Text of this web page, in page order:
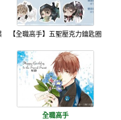
【全職高手】五聖壓克力鑰匙圈
全職高手